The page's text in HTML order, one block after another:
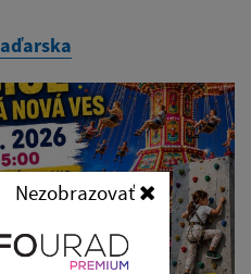
Nezobrazovať